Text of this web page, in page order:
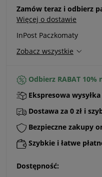
Zamów teraz i odbierz
Więcej o dostawie
InPost Paczkomaty
Zobacz wszystkie
Odbierz RABAT 10%
Ekspresowa
Dostawa za 0 zł i
Bezpieczne zakupy
Szybkie i łatwe
Dostępność: